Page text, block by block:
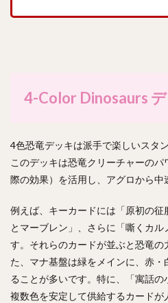
4-Color Dinosaurs
4色恐竜デッキは派手で楽しいスタ
このデッキは恐竜クリーチャーの
際の効果）を活用し、アグロから中
例えば、キーカードには「原初の征
とマーブレン」、さらに「嘶くカ
す。それらのカードが並ぶと恐竜の
た、マナ基盤は緑をメインに、赤
ることが多いです。特に、「寓話の
複数色を安定して供給するカードが